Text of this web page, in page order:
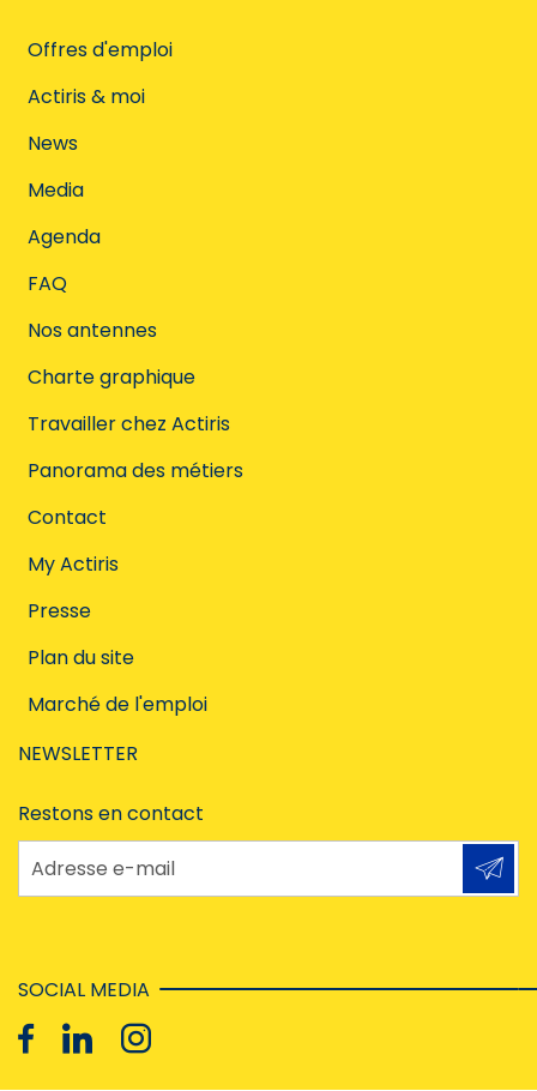
Offres d'emploi
Actiris & moi
News
Media
Agenda
FAQ
Nos antennes
Charte graphique
Travailler chez Actiris
Panorama des métiers
Contact
My Actiris
Presse
Plan du site
Marché de l'emploi
NEWSLETTER
Restons en contact
Adresse e-mail
SOCIAL MEDIA